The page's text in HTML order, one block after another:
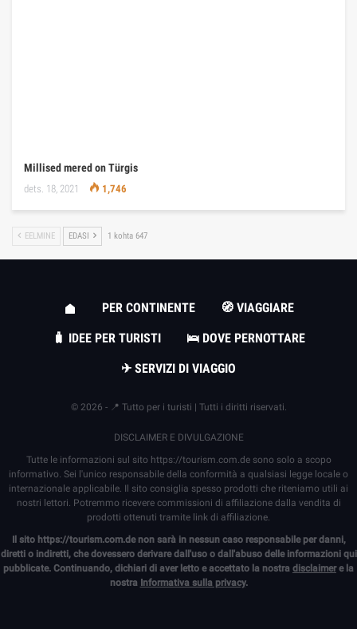
Millised mered on Türgis
dets. 18, 2021 1,746
EELMINE EDASI 1 kohta 647
PER CONTINENTE
🧭 VIAGGIARE
🧳 IDEE PER TURISTI
🛌 DOVE PERNOTTARE
✈ SERVIZI DI VIAGGIO
© 2026 - 📍 Tutto per i turisti | Tutti i diritti riservati.
DISCLAIMER E DIVULGAZIONE
Tutte le informazioni sul sito https://tourism.com.desono solo a scopo
informativo. Sei l'unico responsabile della conformità a qualsiasi legge locale o
internazionale applicabile. Il sito consiglia spesso prodotti che riteniamo utili ai
nostri lettori. Potremmo ricevere commissioni di affiliazione dalla vendita di
prodotti ottenuti tramite link di affiliazione.
Il sito https://tourism.com.denon sarà in nessun caso responsabile per danni,
diretti o indiretti, che dovessero derivare dall'uso o dall'abuso delle informazioni qui
pubblicate. Continuando, dichiari di aver letto e accettato la nostra disclaimere la
nostra Informativa sulla privacy.